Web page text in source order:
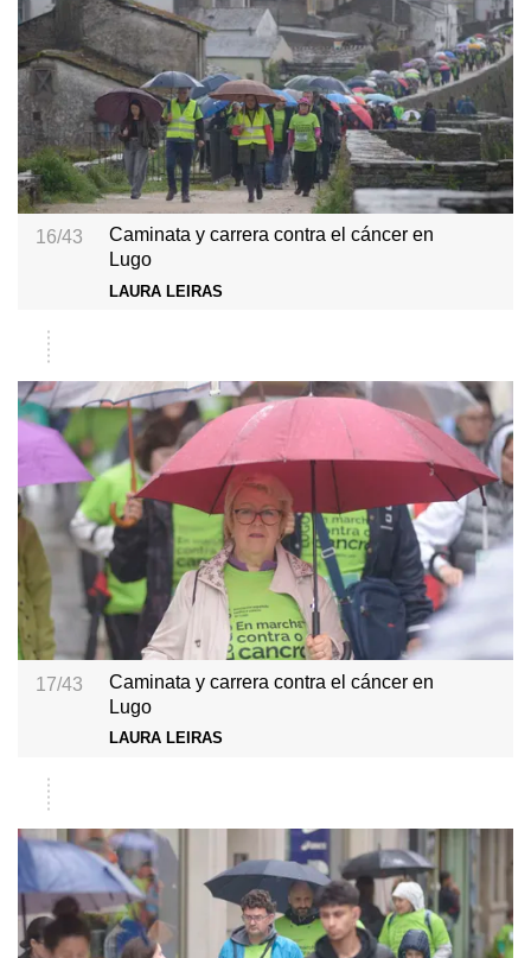
16/43
Caminata y carrera contra el cáncer en
Lugo
LAURA LEIRAS
17/43
Caminata y carrera contra el cáncer en
Lugo
LAURA LEIRAS